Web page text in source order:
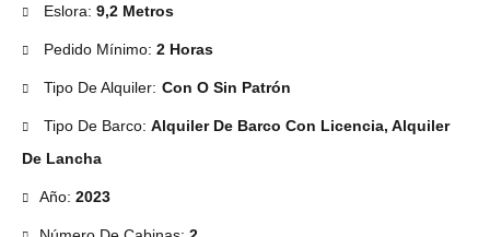
Eslora: 9,2 Metros
Pedido Mínimo: 2 Horas
Tipo De Alquiler: Con O Sin Patrón
Tipo De Barco: Alquiler De Barco Con Licencia, Alquiler
De Lancha
Año: 2023